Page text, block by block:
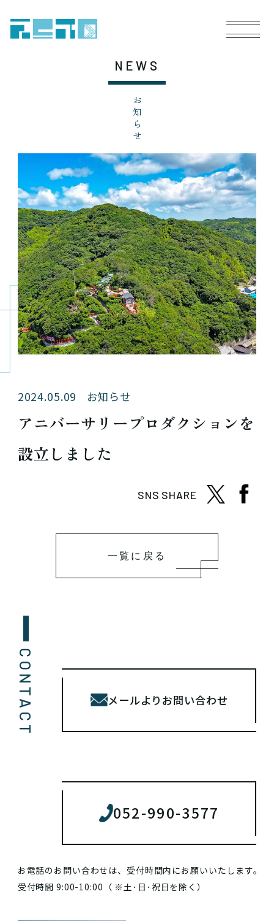
NEWS
お知らせ
2024.05.09 お知らせ
アニバーサリープロダクションを
設立しました
SNS SHARE
一覧に戻る
CONTACT メールよりお問い合わせ
052-990-3577
お電話のお問い合わせは、受付時間内にお願いいたします。
受付時間 9:00-10:00（ ※土･日･祝日を除く）